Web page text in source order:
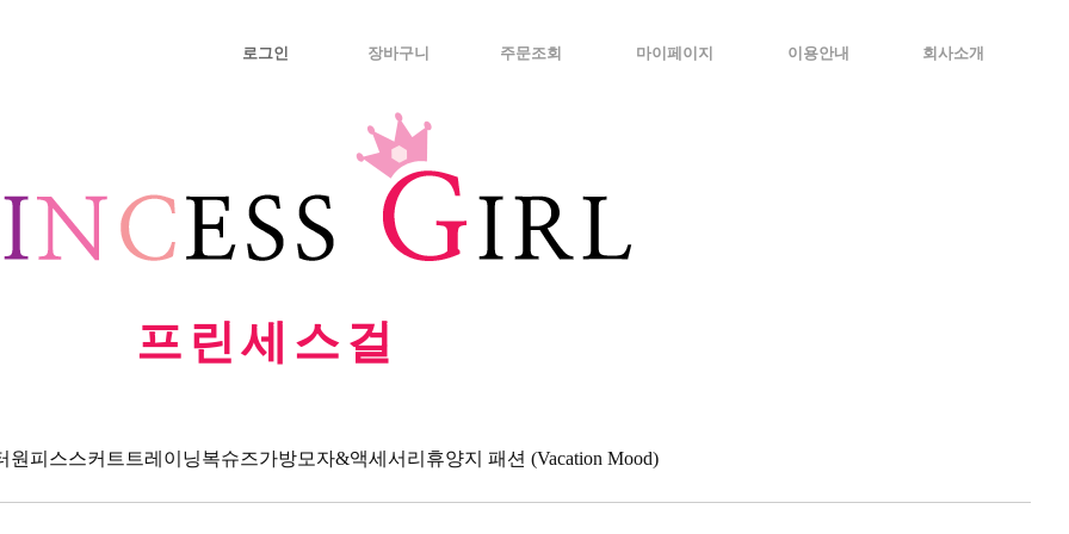
로그인 장바구니 주문조회 마이페이지 이용안내 회사소개
프린세스걸
원피스스커트 트레이닝복슈즈가방모자&액세서리 휴양지 패션 (Vacation Mood)